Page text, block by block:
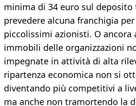
minima di 34 euro sul deposito
prevedere alcuna franchigia
piccolissimi azionisti. O ancora
immobili delle organizzazioni
impegnate in attività di alta
ripartenza economica non si
diventando più competitivi a
ma anche non tramortendo la